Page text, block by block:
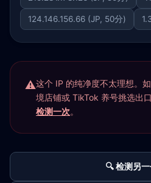
124.146.156.66 (JP, 50分)
这个 IP 的纯净度不太理想。
境店铺或 TikTok 养号挑选出口
检测一次。
🔍 检测另